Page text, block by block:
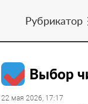
Рубрикатор
Выбор
22 мая 2026, 17:17